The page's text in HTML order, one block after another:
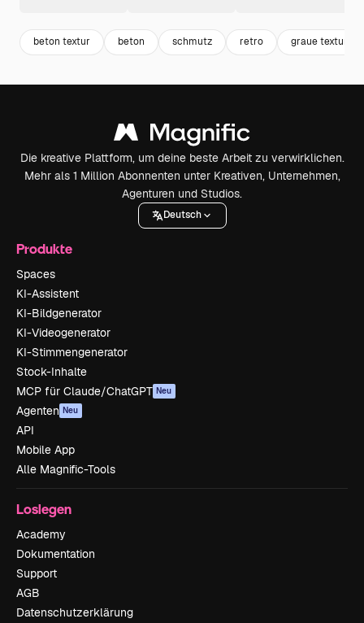
beton textur beton schmutz retro graue textur
Die kreative Plattform, um deine beste Arbeit zu verwirklichen.
Mehr als 1 Million Abonnenten unter Kreativen, Unternehmen,
Agenturen und Studios.
Deutsch
Produkte
Spaces
KI-Assistent
KI-Bildgenerator
KI-Videogenerator
KI-Stimmengenerator
Stock-Inhalte
MCP für Claude/ChatGPT Neu
Agenten Neu
API
Mobile App
Alle Magnific-Tools
Loslegen
Academy
Dokumentation
Support
AGB
Datenschutzerklärung